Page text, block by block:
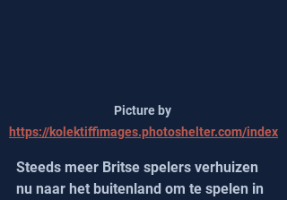
Picture by
https://kolektiffimages.photoshelter.com/index
Steeds meer Britse spelers verhuizen
nu naar het buitenland om te spelen in